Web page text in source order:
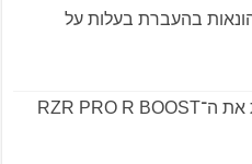
בהעברת בעלות על
פולריס חושפת את ה־RZR PRO R BOOST